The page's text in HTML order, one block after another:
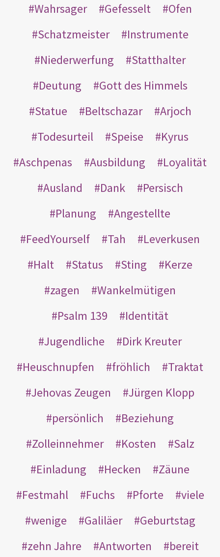
Wahrsager
Gefesselt
Ofen
Schatzmeister
Instrumente
Niederwerfung
Statthalter
Deutung
Gott des Himmels
Statue
Beltschazar
Arjoch
Todesurteil
Speise
Kyrus
Aschpenas
Ausbildung
Loyalität
Ausland
Dank
Persisch
Planung
Angestellte
FeedYourself
Tah
Leverkusen
Halt
Status Sting
Kerze
zagen
Wankelmütigen
Psalm 139
Identität
Jugendliche
Dirk Kreuter
Heuschnupfen
fröhlich
Traktat
Jehovas Zeugen
Jürgen Klopp
persönlich
Beziehung
Zolleinnehmer
Kosten
Salz
Einladung
Hecken
Zäune
Festmahl
Fuchs Pforte
viele
wenige
Galiläer
Geburtstag
zehn Jahre
Antworten bereit